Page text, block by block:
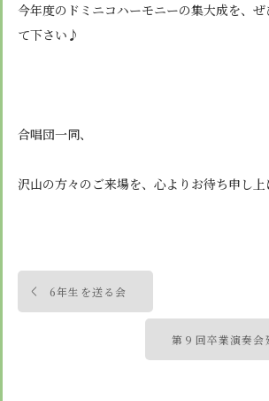
今年度のドミニコハーモニーの集大成を、
て下さい♪
合唱団一同、
沢山の方々のご来場を、心よりお待ち申し上
投
稿
6年生を送る会
第９回卒業演奏会